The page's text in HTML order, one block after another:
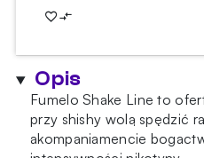
Opis
Fumelo Shake Line to
przy shishy wolą spędzić
akompaniamencie